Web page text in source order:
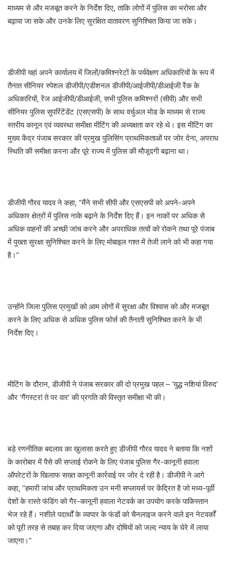
माध्यम से और मजबूत करने के निर्देश दिए, ताकि लोगों में पुलिस का भरोसा और
बढ़ाया जा सके और उनके लिए सुरक्षित वातावरण सुनिश्चित किया जा सके।
डीजीपी यहां अपने कार्यालय में जिलों/कमिश्नरेटों के पर्यवेक्षण अधिकारियों के रूप में
तैनात सीनियर स्पेशल डीजीपी/एडीशनल डीजीपी/आईजीपी/डीआईजी रैंक के
अधिकारियों, रेंज आईजीपी/डीआईजी, सभी पुलिस कमिश्नरों (सीपी) और सभी
सीनियर पुलिस सुपरिंटेंडेंट (एसएसपी) के साथ वर्चुअल मोड के माध्यम से राज्य
स्तरीय कानून एवं व्यवस्था समीक्षा मीटिंग की अध्यक्षता कर रहे थे। इस मीटिंग का
मुख्य केंद्र पंजाब सरकार की प्रमुख पुलिसिंग प्राथमिकताओं पर जोर देना, अपराध
स्थिति की समीक्षा करना और पूरे राज्य में पुलिस की मौजूदगी बढ़ाना था।
डीजीपी गौरव यादव ने कहा, “मैंने सभी सीपी और एसएसपी को अपने-अपने
अधिकार क्षेत्रों में पुलिस नाके बढ़ाने के निर्देश दिए हैं। इन नाकों पर अधिक से
अधिक वाहनों की अच्छी जांच करने और अपराधिक तत्वों को रोकने तथा पूरे पंजाब
में पुख्ता सुरक्षा सुनिश्चित करने के लिए मोबाइल गश्त में तेजी लाने को भी कहा गया
है।”
उन्होंने जिला पुलिस प्रमुखों को आम लोगों में सुरक्षा और विश्वास को और मजबूत
करने के लिए अधिक से अधिक पुलिस फोर्स की तैनाती सुनिश्चित करने के भी
निर्देश दिए।
मीटिंग के दौरान, डीजीपी ने पंजाब सरकार की दो प्रमुख पहल – ‘युद्ध नशियां विरुद’
और ‘गैंगस्टरां ते पर वार’ की प्रगति की विस्तृत समीक्षा भी की।
बड़े रणनीतिक बदलाव का खुलासा करते हुए डीजीपी गौरव यादव ने बताया कि नशों
के कारोबार में पैसे की सप्लाई रोकने के लिए पंजाब पुलिस गैर-कानूनी हवाला
ऑपरेटरों के खिलाफ सख्त कानूनी कार्रवाई पर जोर दे रही है। डीजीपी ने आगे
कहा, “हमारी जांच और प्राथमिकता उन मनी सप्लायर्स पर केंद्रित है जो मध्य-पूर्वी
देशों के रास्ते फंडिंग को गैर-कानूनी हवाला नेटवर्क का उपयोग करके पाकिस्तान
भेज रहे हैं। नशीले पदार्थों के व्यापार के फंडों को चैनलाइज करने वाले इन नेटवर्कों
को पूरी तरह से तबाह कर दिया जाएगा और दोषियों को जल्द न्याय के घेरे में लाया
जाएगा।”